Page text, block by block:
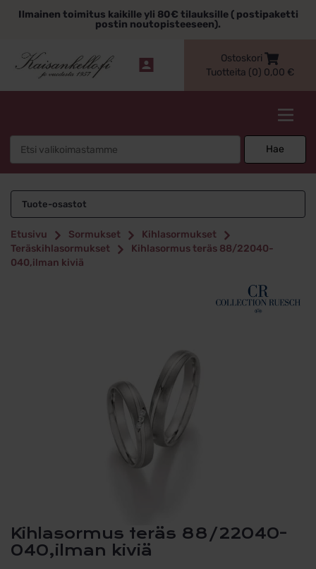
sisältöönIlmainen toimitus kaikille yli 80€ tilauksille ( postipaketti
postin noutopisteeseen).
Ostoskori
Tuotteita (0) 0,00 €
Hae
Tuote-osastot
Etusivu Sormukset
Kihlasormukset
Teräskihlasormukset
Kihlasormus teräs 88/22040-
040,ilman kiviä
Kihlasormus teräs 88/22040-
040,ilman kiviä